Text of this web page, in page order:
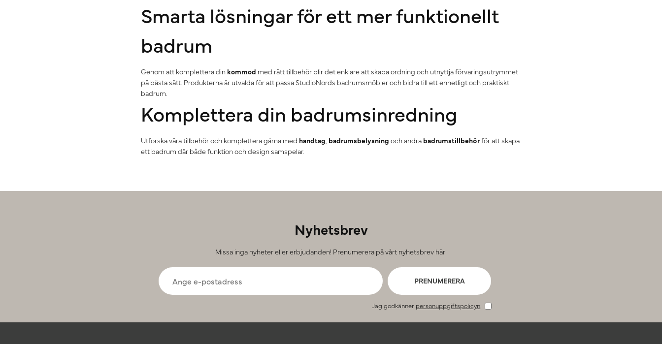
Smarta lösningar för ett mer funktionellt
badrum
Genom att komplettera din kommod med rätt tillbehör blir det enklare att skapa ordning och utnyttja förvaringsutrymmet
på bästa sätt. Produkterna är utvalda för att passa StudioNords badrumsmöbler och bidra till ett enhetligt och praktiskt
badrum.
Komplettera din badrumsinredning
Utforska våra tillbehör och komplettera gärna med handtag badrumsbelysning och andra badrumstillbehörför att skapa
ett badrum där både funktion och design samspelar.
Nyhetsbrev
Missa inga nyheter eller erbjudanden! Prenumerera på vårt nyhetsbrev här:
PRENUMERERA
Jag godkänner personuppgiftspolicyn